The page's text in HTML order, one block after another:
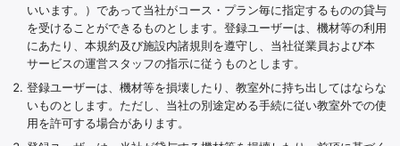
いいます。）であって当社がコース・プラン毎に指定するものの貸与
を受けることができるものとします。登録ユーザーは、機材等の利用
にあたり、本規約及び施設内諸規則を遵守し、当社従業員および本
サービスの運営スタッフの指示に従うものとします。
登録ユーザーは、機材等を損壊したり、教室外に持ち出してはならな
いものとします。ただし、当社の別途定める手続に従い教室外での使
用を許可する場合があります。